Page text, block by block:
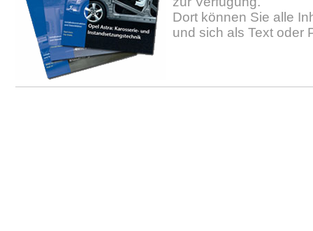
Dort können Sie alle
und sich als Text oder